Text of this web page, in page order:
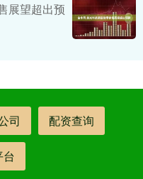
展望超出预
司 配资查询